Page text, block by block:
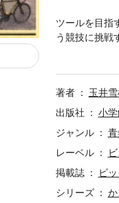
ツールを目指
う競技に挑戦
著者
玉井
出版社
小
ジャンル
レーベル
掲載誌
ビ
シリーズ